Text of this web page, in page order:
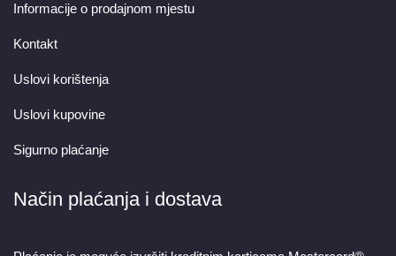
Informacije o prodajnom mjestu
Kontakt
Uslovi korištenja
Uslovi kupovine
Sigurno plaćanje
Način plaćanja i dostava